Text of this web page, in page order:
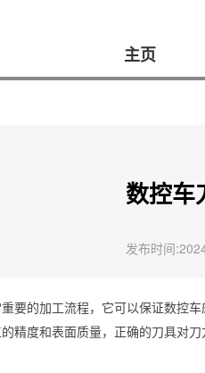
主页
数控车
发布时间
要的加工流程，它可以保证数控
精度和表面质量，正确的刀具对